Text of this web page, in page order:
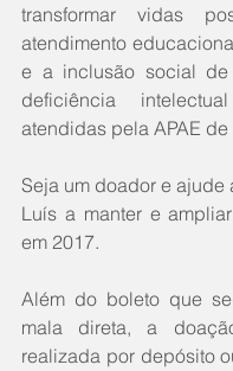
transformar vidas
atendimento
e a inclusão social de
deficiência
atendidas pela APAE de
Seja um doador e ajude
Luís a manter e
em 2017.
Além do boleto que
mala direta, a
realizada por depósito